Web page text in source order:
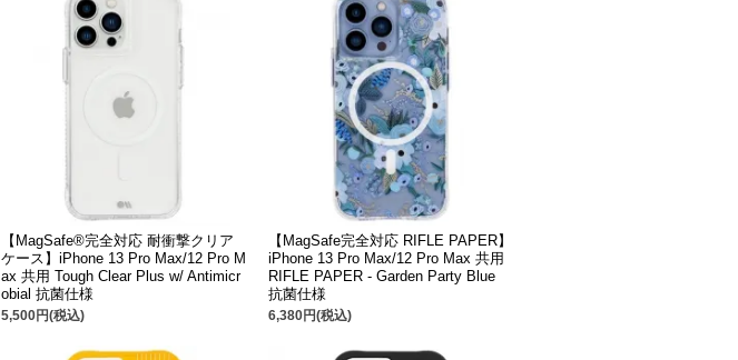
【MagSafe®完全対応 耐衝撃クリア
ケース】iPhone 13 Pro Max/12 Pro M
ax 共用 Tough Clear Plus w/ Antimicr
obial 抗菌仕様
5,500円(税込)
【MagSafe完全対応 RIFLE PAPER】
iPhone 13 Pro Max/12 Pro Max 共用
RIFLE PAPER - Garden Party Blue
抗菌仕様
6,380円(税込)